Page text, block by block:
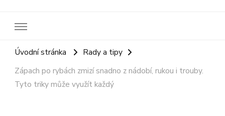
Úvodní stránka
Rady a tipy
Zápach po rybách zmizí snadno z nádobí, rukou i trouby.
Tyto triky může využít každý